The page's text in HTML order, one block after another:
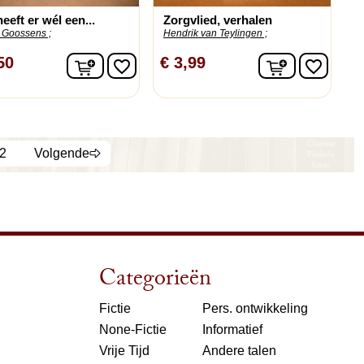
er wél een...
;
In winkelwagen
favorite_border
Zorgvlied, verhalen
Hendrik van Teylingen ;
€ 3,99 Infavorite_border
Volgende
Categorieën
Fictie
None-Fictie
Vrije Tijd
Pers. ontwikkeling
Informatief
Andere talen